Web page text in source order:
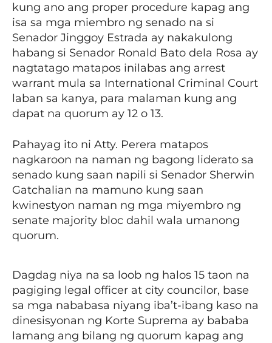
kung ano ang proper procedure kapag ang
isa sa mga miembro ng senado na si
Senador Jinggoy Estrada ay nakakulong
habang si Senador Ronald Bato dela Rosa ay
nagtatago matapos inilabas ang arrest
warrant mula sa International Criminal Court
laban sa kanya, para malaman kung ang
dapat na quorum ay 12 o 13.
Pahayag ito ni Atty. Perera matapos
nagkaroon na naman ng bagong liderato sa
senado kung saan napili si Senador Sherwin
Gatchalian na mamuno kung saan
kwinestyon naman ng mga miyembro ng
senate majority bloc dahil wala umanong
quorum.
Dagdag niya na sa loob ng halos 15 taon na
pagiging legal officer at city councilor, base
sa mga nababasa niyang iba’t-ibang kaso na
dinesisyonan ng Korte Suprema ay bababa
lamang ang bilang ng quorum kapag ang